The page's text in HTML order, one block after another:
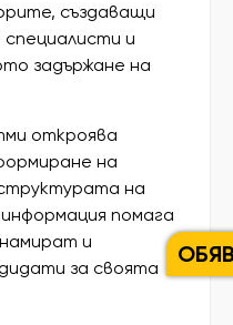
създаващи
и
задържане на
откроява
на
на
помага
и
за своята